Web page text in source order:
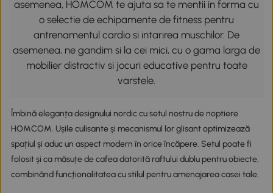
asemenea, HOMCOM te ajuta sa te mentii in forma cu
o selectie de echipamente de fitness pentru
antrenamentul cardio si intarirea muschilor. De
asemenea, ne gandim si la cei mici, cu o gama larga de
mobilier distractiv si jocuri educative pentru toate
varstele.
Îmbină eleganța designului nordic cu setul nostru de noptiere
HOMCOM. Ușile culisante și mecanismul lor glisant optimizează
spațiul și aduc un aspect modern în orice încăpere. Setul poate fi
folosit și ca măsuțe de cafea datorită raftului dublu pentru obiecte,
combinând funcționalitatea cu stilul pentru amenajarea casei tale.